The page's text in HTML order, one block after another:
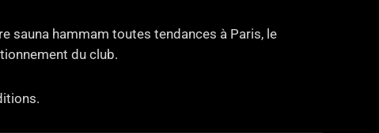
sauna hammam toutes tendances à Paris, le
du club.